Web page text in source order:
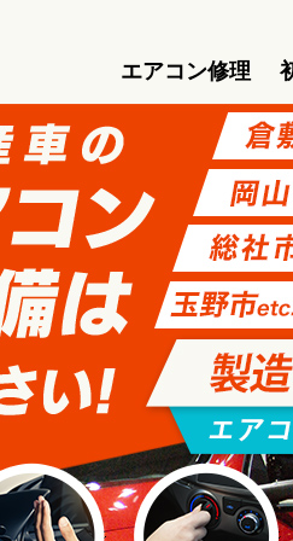
エアコン修理